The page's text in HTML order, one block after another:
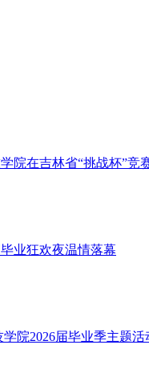
院在吉林省“挑战杯”竞
业狂欢夜温情落幕
院2026届毕业季主题活